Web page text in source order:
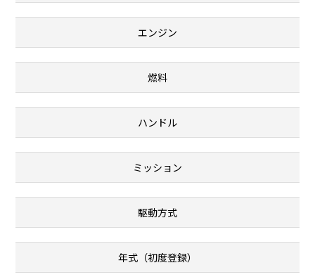
エンジン
燃料
ハンドル
ミッション
駆動方式
年式（初度登録）